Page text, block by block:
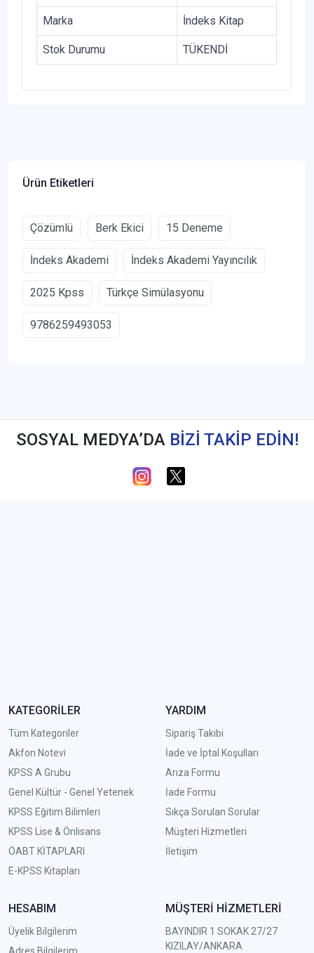
Marka İndeks Kitap
Stok Durumu TÜKENDİ
Ürün Etiketleri
Çözümlü Berk Ekici 15 Deneme
İndeks Akademi İndeks Akademi Yayıncılık
2025 Kpss Türkçe Simülasyonu
9786259493053
SOSYAL MEDYA’DA BİZİ TAKİP EDİN!
KATEGORİLER
Tüm Kategoriler
Akfon Notevi
KPSS A Grubu
Genel Kültür - Genel Yetenek
KPSS Eğitim Bilimleri
KPSS Lise & Önlisans
ÖABT KİTAPLARI
E-KPSS Kitapları
YARDIM
Sipariş Takibi
İade ve İptal Koşulları
Arıza Formu
İade Formu
Sıkça Sorulan Sorular
Müşteri Hizmetleri
İletişim
HESABIM
Üyelik Bilgilerim
Adres Bilgilerim
MÜŞTERİ HİZMETLERİ
BAYINDIR 1 SOKAK 27/27
KIZILAY/ANKARA